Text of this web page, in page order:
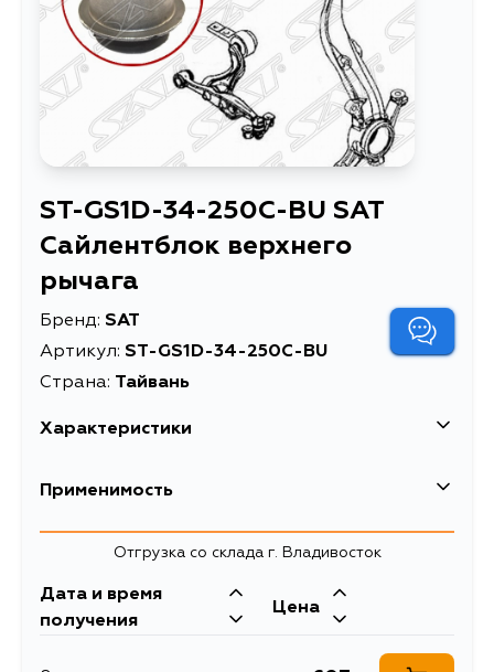
ST-GS1D-34-250C-BU SAT
Сайлентблок верхнего
рычага
Бренд: SAT
Артикул: ST-GS1D-34-250C-BU
Страна: Тайвань
Характеристики
Описание
Сайлентблок верхнего
Сайлентблок
рычага MAZDA
6/ATENZA 02-07
сайлентблоки рычагов
Применимость
Mazda
Кузов Двигатель
GH, GH5AP, GH5AS, GH5AW,
Отгрузка со склада г. Владивосток
Дата и время
получения
Цена